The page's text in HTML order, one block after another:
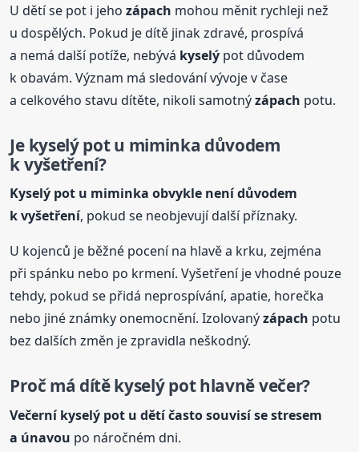
U dětí se pot i jehozápach mohou měnit rychleji než
u dospělých. Pokud je dítě jinak zdravé, prospívá
a nemá další potíže, nebývá kyselý pot důvodem
k obavám. Význam má sledování vývoje v čase
a celkového stavu dítěte, nikoli samotnýzápach potu.
Je kyselýpot u miminka důvodem
k vyšetření?
Kyselý pot u miminka obvykle není důvodem
k vyšetření, pokud se neobjevují další příznaky.
U kojenců je běžné pocení na hlavě a krku, zejména
při spánku nebo po krmení. Vyšetření je vhodné pouze
tehdy, pokud se přidá neprospívání, apatie, horečka
nebo jiné známky onemocnění. Izolovanýzápach potu
bez dalších změn je zpravidla neškodný.
Proč má dítěkyselýpot hlavně večer?
Večerníkyselý pot u dětí často souvisí se stresem
a únavou po náročném dni.